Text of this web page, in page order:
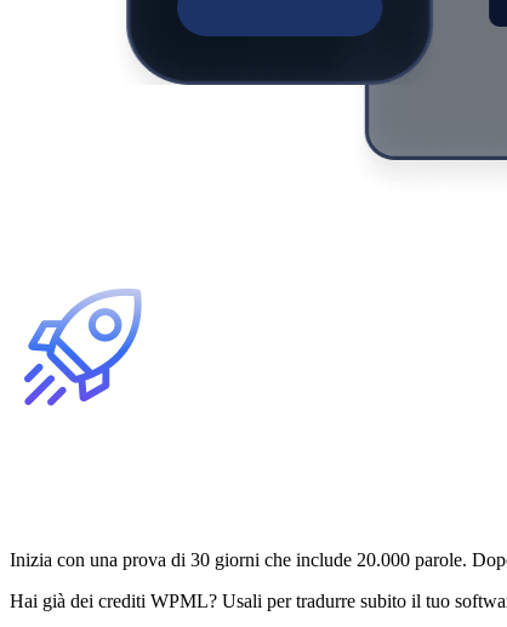
Inizia con una prova di 30 giorni che include 20.000 parole.
Hai già dei crediti WPML? Usali per tradurre subito il tuo